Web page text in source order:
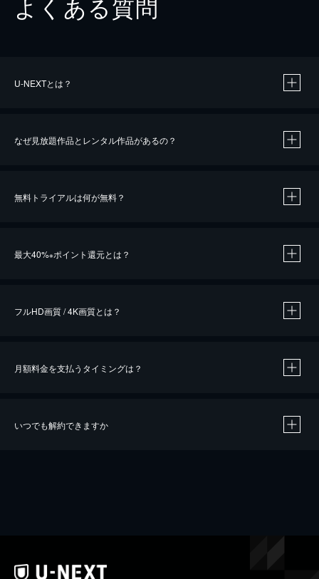
U-NEXTとは？
なぜ見放題作品とレンタル作品があるの？
無料トライアルは何が無料？
最大40%※ポイント還元とは？
※40％ポイント還元の対象は、クレジットカード決済による作品の購入 / レンタルです。
フルHD画質 / 4K画質とは？
月額料金を支払うタイミングは？
いつでも解約できますか